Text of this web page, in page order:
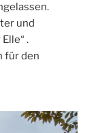
und
.
für den